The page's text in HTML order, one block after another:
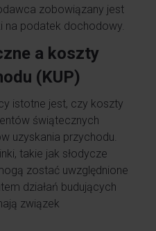
zobowiązany jest
na podatek dochodowy.
a koszty
(KUP)
istotne jest, czy koszty
świątecznych
uzyskania przychodu.
takie jak słodycze
zostać uwzględnione
działań budujących
związek